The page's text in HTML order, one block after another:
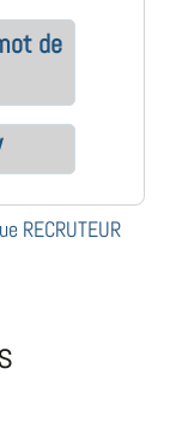
de
RECRUTEUR